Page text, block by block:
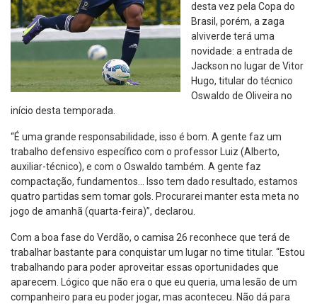
desta vez pela Copa do
Brasil, porém, a zaga
alviverde terá uma
novidade: a entrada de
Jackson no lugar de Vitor
Hugo, titular do técnico
Oswaldo de Oliveira no
início desta temporada.
“É uma grande responsabilidade, isso é bom. A gente faz um
trabalho defensivo específico com o professor Luiz (Alberto,
auxiliar-técnico), e com o Oswaldo também. A gente faz
compactação, fundamentos… Isso tem dado resultado, estamos
quatro partidas sem tomar gols. Procurarei manter esta meta no
jogo de amanhã (quarta-feira)”, declarou.
Com a boa fase do Verdão, o camisa 26 reconhece que terá de
trabalhar bastante para conquistar um lugar no time titular. “Estou
trabalhando para poder aproveitar essas oportunidades que
aparecem. Lógico que não era o que eu queria, uma lesão de um
companheiro para eu poder jogar, mas aconteceu. Não dá para